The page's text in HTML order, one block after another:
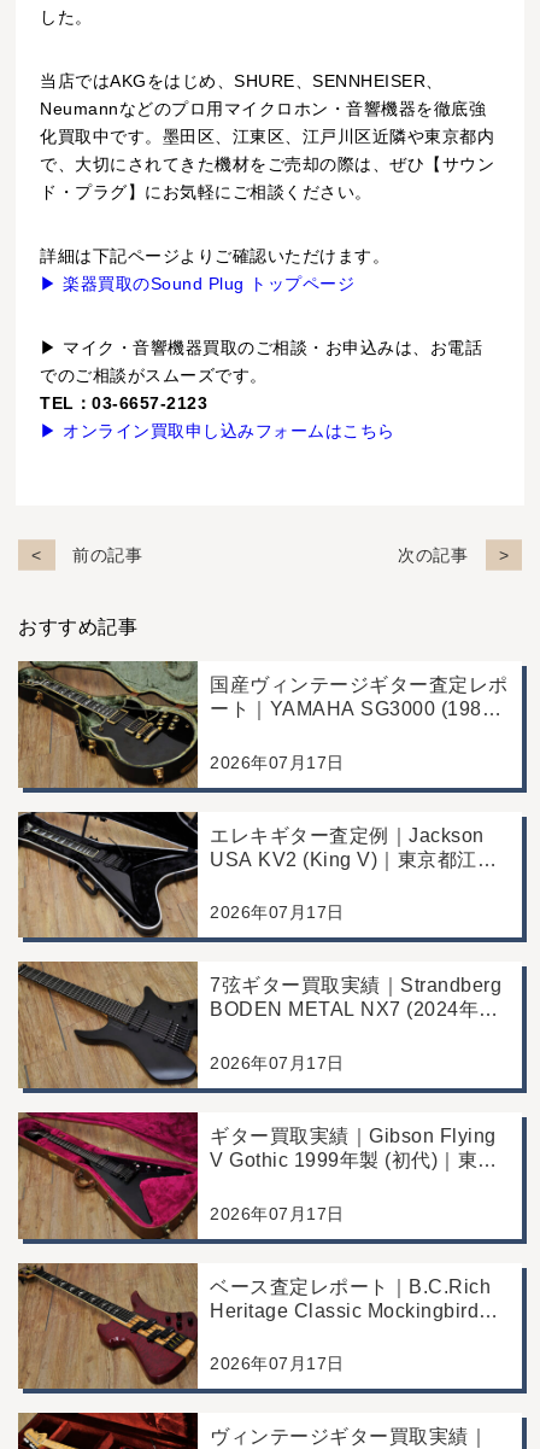
した。
当店ではAKGをはじめ、SHURE、SENNHEISER、
Neumannなどのプロ用マイクロホン・音響機器を徹底強
化買取中です。墨田区、江東区、江戸川区近隣や東京都内
で、大切にされてきた機材をご売却の際は、ぜひ【サウン
ド・プラグ】にお気軽にご相談ください。
詳細は下記ページよりご確認いただけます。
▶ 楽器買取のSound Plug トップページ
▶ マイク・音響機器買取のご相談・お申込みは、お電話
でのご相談がスムーズです。
TEL：03-6657-2123
▶ オンライン買取申し込みフォームはこちら
前の記事 次の記事
おすすめ記事
国産ヴィンテージギター査定レポ
ート｜YAMAHA SG3000 (1988
り店舗にて買取
2026年07月17日
エレキギター査定例｜Jackson
USA KV2 (King V)｜東京都江戸
2026年07月17日
7弦ギター買取実績｜Strandberg
BODEN METAL NX7 (2024年製)
店
2026年07月17日
ギター買取実績｜Gibson Flying
V Gothic 1999年製 (初代)｜東京
2026年07月17日
ベース査定レポート｜B.C.Rich
Heritage Classic Mockingbird
にて買取
2026年07月17日
ヴィンテージギター買取実績｜